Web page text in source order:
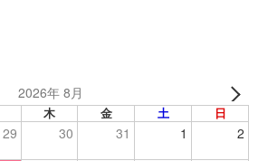
2026年 8月
木 金 土 日
29 30 31 1 2